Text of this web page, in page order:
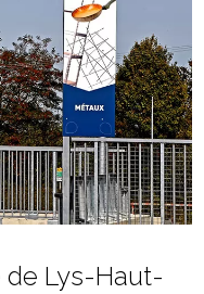
Lys-Haut-